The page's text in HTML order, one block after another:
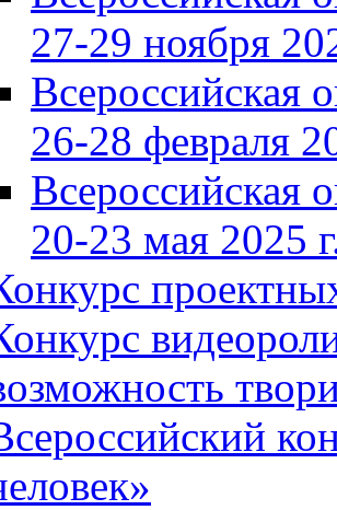
27-29 ноября
Всероссийская
26-28 февраля
Всероссийская
20-23 мая 2025